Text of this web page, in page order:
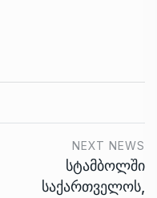
NEXT NEWS
სტამბოლში
საქართველოს,